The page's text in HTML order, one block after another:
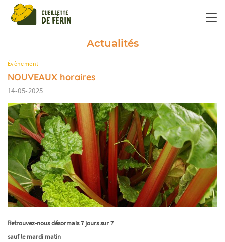
Actualités
Évènement
NOUVEAUX horaires
14-05-2025
Retrouvez-nous désormais 7 jours sur 7
sauf le mardi matin
Panneau de gestion des cookies